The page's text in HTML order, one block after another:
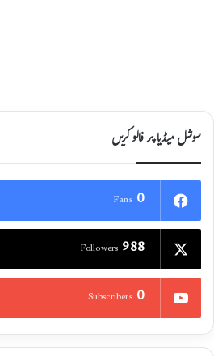
سوشل میڈیا پر فالو کریں
0
Fans
988
Followers
0
Subscribers